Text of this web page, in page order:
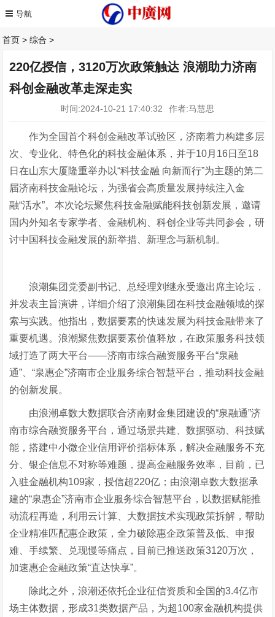
首页 >综合 >
220亿授信，3120万次政策触达 浪潮助力济南
科创金融改革走深走实
时间:2024-10-21 17:40:32 作者:马慧思
作为全国首个科创金融改革试验区，济南着力构建多层
次、专业化、特色化的科技金融体系，并于10月16日至18
日在山东大厦隆重举办以“科技金融 向新而行”为主题的第二
届济南科技金融论坛，为强省会高质量发展持续注入金
融“活水”。本次论坛聚焦科技金融赋能科技创新发展，邀请
国内外知名专家学者、金融机构、科创企业等共同参会，研
讨中国科技金融发展的新举措、新理念与新机制。
浪潮集团党委副书记、总经理刘继永受邀出席主论坛，
并发表主旨演讲，详细介绍了浪潮集团在科技金融领域的探
索与实践。他指出，数据要素的快速发展为科技金融带来了
重要机遇。浪潮聚焦数据要素价值释放，在政策服务科技领
域打造了两大平台——济南市综合融资服务平台“泉融
通”、“泉惠企”济南市企业服务综合智慧平台，推动科技金融
的创新发展。
由浪潮卓数大数据联合济南财金集团建设的“泉融通”济
南市综合融资服务平台，通过场景共建、数据驱动、科技赋
能，搭建中小微企业信用评价指标体系，解决金融服务不充
分、银企信息不对称等难题，提高金融服务效率，目前，已
入驻金融机构109家，授信超220亿；由浪潮卓数大数据承
建的“泉惠企”济南市企业服务综合智慧平台，以数据赋能推
动流程再造，利用云计算、大数据技术实现政策拆解，帮助
企业精准匹配惠企政策，全力破除惠企政策普及低、申报
难、手续繁、兑现慢等痛点，目前已推送政策3120万次，
加速惠企金融政策“直达快享”。
除此之外，浪潮还依托企业征信资质和全国的3.4亿市
场主体数据，形成31类数据产品，为超100家金融机构提供